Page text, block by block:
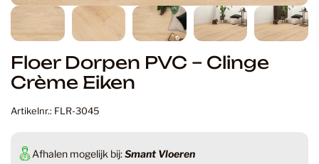
Floer Dorpen PVC – Clinge
Crème Eiken
Artikelnr.: FLR-3045
Afhalen mogelijk bij:Smant Vloeren